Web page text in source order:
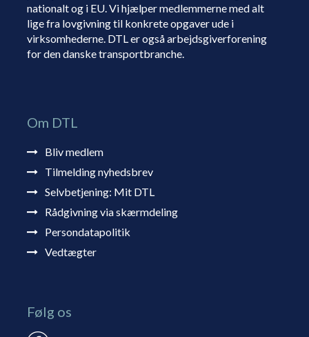
nationalt og i EU. Vi hjælper medlemmerne med alt
lige fra lovgivning til konkrete opgaver ude i
virksomhederne. DTL er også arbejdsgiverforening
for den danske transportbranche.
Om DTL
Bliv medlem
Tilmelding nyhedsbrev
Selvbetjening: Mit DTL
Rådgivning via skærmdeling
Persondatapolitik
Vedtægter
Følg os